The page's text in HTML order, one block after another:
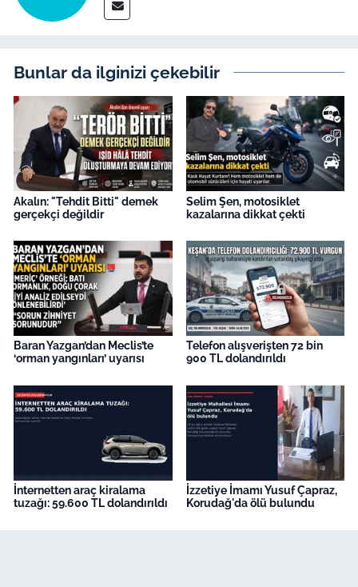
Bunlar da ilginizi çekebilir
Akalın: "Tehdit Bitti" demek
gerçekçi değildir
Selim Şen, motosiklet
kazalarına dikkat çekti
Baran Yazgan’dan Meclis’te
‘orman yangınları’ uyarısı
Telefon alışverişten 72 bin
900 TL dolandırıldı
İnternetten araç kiralama
tuzağı: 59.600 TL dolandırıldı
İzzetiye İmamı Yusuf Çapraz,
Korudağ'da ölü bulundu
Finans
Genel-A
Gündem-Eğitim